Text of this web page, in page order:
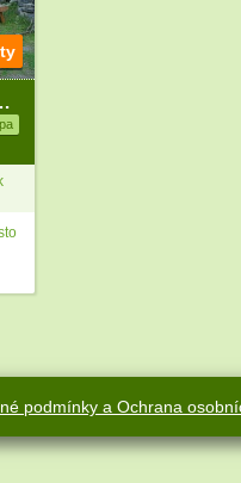
vrchu - Abertamy
podmínky a Ochrana